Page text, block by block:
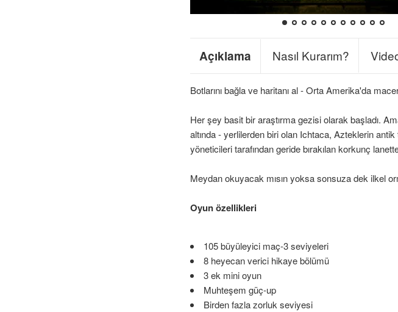
Açıklama Nasıl Kurarım?
Botlarını bağla ve haritanı al - Orta Amerika'da
Her şey basit bir araştırma gezisi olarak başladı.
altında - yerlilerden biri olan Ichtaca, Azteklerin
yöneticileri tarafından geride bırakılan korkunç
Meydan okuyacak mısın yoksa sonsuza dek ilkel
Oyun özellikleri
105 büyüleyici maç-3 seviyeleri
8 heyecan verici hikaye bölümü
3 ek mini oyun
Muhteşem güç-up
Birden fazla zorluk seviyesi